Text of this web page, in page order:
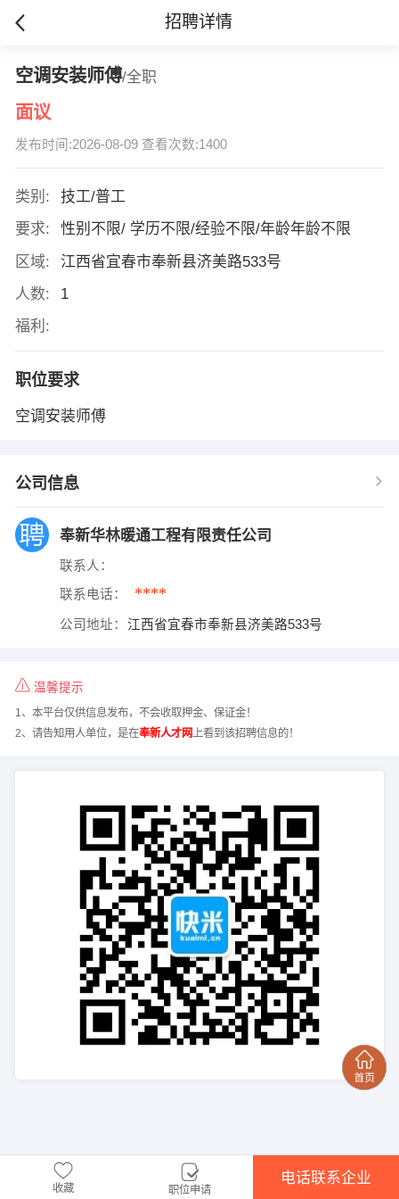
招聘详情
空调安装师傅/全职
面议
发布时间:2026-08-09 查看次数:1400
类别:
技工/普工
要求:
性别不限/ 学历不限/经验不限/年龄年龄不限
区域:
江西省宜春市奉新县济美路533号
人数:
1
福利:
职位要求
空调安装师傅
公司信息
奉新华林暖通工程有限责任公司
联系人：
联系电话： ****
公司地址： 江西省宜春市奉新县济美路533号
温馨提示
1、本平台仅供信息发布，不会收取押金、保证金！
2、请告知用人单位，是在奉新人才网上看到该招聘信息的！
收藏 职位申请
电话联系企业